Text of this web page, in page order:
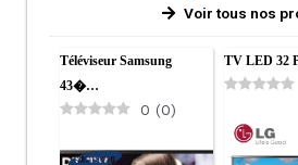
Voir tous nos
Téléviseur Samsung
43�…
0 (0)
TV LED 32